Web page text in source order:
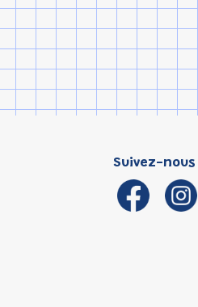
Suivez-nous